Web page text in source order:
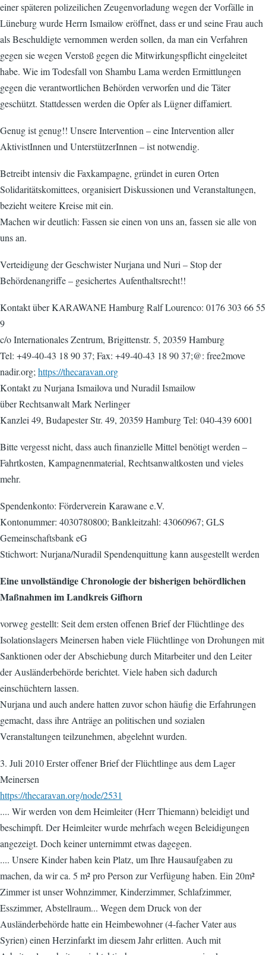
einer späteren polizeilichen Zeugenvorladung wegen der Vorfälle in
Lüneburg wurde Herrn Ismailow eröffnet, dass er und seine Frau auch
als Beschuldigte vernommen werden sollen, da man ein Verfahren
gegen sie wegen Verstoß gegen die Mitwirkungspflicht eingeleitet
habe. Wie im Todesfall von Shambu Lama werden Ermittlungen
gegen die verantwortlichen Behörden verworfen und die Täter
geschützt. Stattdessen werden die Opfer als Lügner diffamiert.
Genug ist genug!! Unsere Intervention – eine Intervention aller
AktivistInnen und UnterstützerInnen – ist notwendig.
Betreibt intensiv die Faxkampagne, gründet in euren Orten
Solidaritätskomittees, organisiert Diskussionen und Veranstaltungen,
bezieht weitere Kreise mit ein.
Machen wir deutlich: Fassen sie einen von uns an, fassen sie alle von
uns an.
Verteidigung der Geschwister Nurjana und Nuri – Stop der
Behördenangriffe – gesichertes Aufenthaltsrecht!!
Kontakt über KARAWANE Hamburg Ralf Lourenco: 0176 303 66 55
9
c/o Internationales Zentrum, Brigittenstr. 5, 20359 Hamburg
Tel: +49-40-43 18 90 37; Fax: +49-40-43 18 90 37;@: free2move
nadir.org; https://thecaravan.org
Kontakt zu Nurjana Ismailova und Nuradil Ismailow
über Rechtsanwalt Mark Nerlinger
Kanzlei 49, Budapester Str. 49, 20359 Hamburg Tel: 040-439 6001
Bitte vergesst nicht, dass auch finanzielle Mittel benötigt werden –
Fahrtkosten, Kampagnenmaterial, Rechtsanwaltkosten und vieles
mehr.
Spendenkonto: Förderverein Karawane e.V.
Kontonummer: 4030780800; Bankleitzahl: 43060967; GLS
Gemeinschaftsbank eG
Stichwort: Nurjana/Nuradil Spendenquittung kann ausgestellt werden
Eine unvollständige Chronologie der bisherigen behördlichen
Maßnahmen im Landkreis Gifhorn
vorweg gestellt: Seit dem ersten offenen Brief der Flüchtlinge des
Isolationslagers Meinersen haben viele Flüchtlinge von Drohungen mit
Sanktionen oder der Abschiebung durch Mitarbeiter und den Leiter
der Ausländerbehörde berichtet. Viele haben sich dadurch
einschüchtern lassen.
Nurjana und auch andere hatten zuvor schon häufig die Erfahrungen
gemacht, dass ihre Anträge an politischen und sozialen
Veranstaltungen teilzunehmen, abgelehnt wurden.
3. Juli 2010 Erster offener Brief der Flüchtlinge aus dem Lager
Meinersen
https://thecaravan.org/node/2531
.... Wir werden von dem Heimleiter (Herr Thiemann) beleidigt und
beschimpft. Der Heimleiter wurde mehrfach wegen Beleidigungen
angezeigt. Doch keiner unternimmt etwas dagegen.
.... Unsere Kinder haben kein Platz, um Ihre Hausaufgaben zu
machen, da wir ca. 5 m² pro Person zur Verfügung haben. Ein 20m²
Zimmer ist unser Wohnzimmer, Kinderzimmer, Schlafzimmer,
Esszimmer, Abstellraum... Wegen dem Druck von der
Ausländerbehörde hatte ein Heimbewohner (4-facher Vater aus
Syrien) einen Herzinfarkt im diesem Jahr erlitten. Auch mit